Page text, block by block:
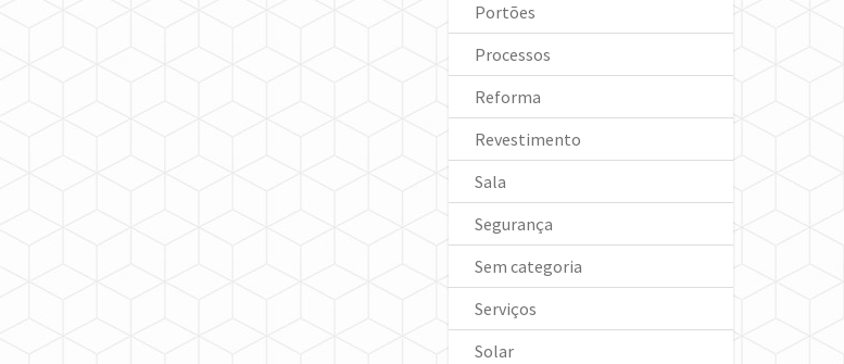
Portões
Processos
Reforma
Revestimento
Sala
Segurança
Sem categoria
Serviços
Solar